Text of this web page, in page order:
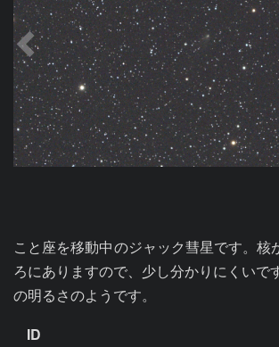
こと座を移動中のジャック彗星です。核
ろにありますので、少し分かりにくいで
の明るさのようです。
ID